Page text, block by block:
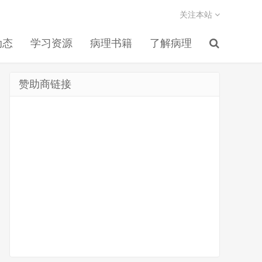
学习资源 病理书籍 了解病理
关注本站
赞助商链接